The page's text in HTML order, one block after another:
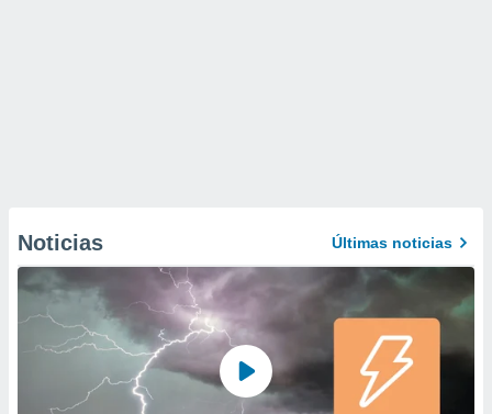
Noticias Últimas noticias